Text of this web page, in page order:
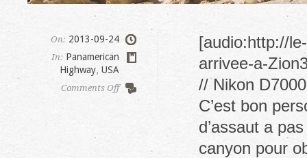
On: 2013-09-24
In: Panamerican
Highway USA
Comments Offon
Wiregrass
[audio:http://
arrivee-a-
// Nikon
C’est bon
d’assaut a
canyon pour